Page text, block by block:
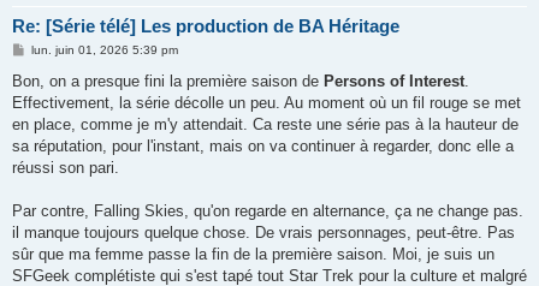
Re: [Série télé] Les production de BA Héritage
M
s
a
g
lun. juin 01, 2026 5:39 pm
Bon, on a presque fini la première saison de Persons of Interest
Effectivement, la série décolle un peu. Au moment où un fil rouge se met
en place, comme je m'y attendait. Ca reste une série pas à la hauteur de
sa réputation, pour l'instant, mais on va continuer à regarder, donc elle a
réussi son pari.
Par contre, Falling Skies, qu'on regarde en alternance, ça ne change pas.
il manque toujours quelque chose. De vrais personnages, peut-être. Pas
sûr que ma femme passe la fin de la première saison. Moi, je suis un
SFGeek complétiste qui s'est tapé tout Star Trek pour la culture et malgré